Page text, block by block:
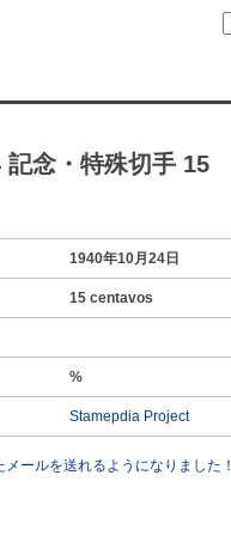
念・特殊切手 15
1940年10月24日
15 centavos
%
Stamepdia Project
ールを送れるようになりました！